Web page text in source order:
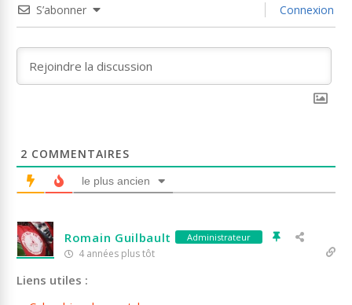
S’abonner Connexion
2 COMMENTAIRES
le plus ancien
Romain Guilbault Administrateur
4 années plus tôt
Liens utiles :